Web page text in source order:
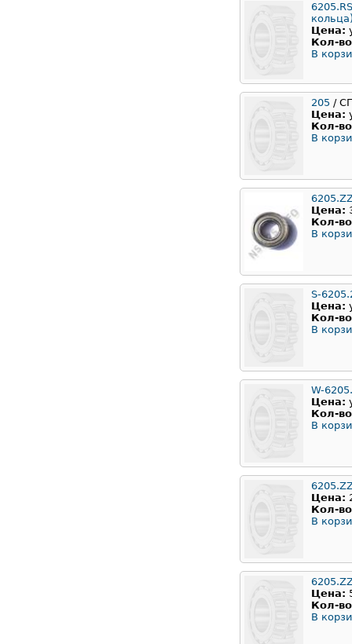
Цена:
Кол-
В
205 /
Цена:
Кол-
В
Цена:
Кол-
В
S-
Цена:
Кол-
В
W-
Цена:
Кол-
В
Цена:
Кол-
В
Цена:
Кол-
В